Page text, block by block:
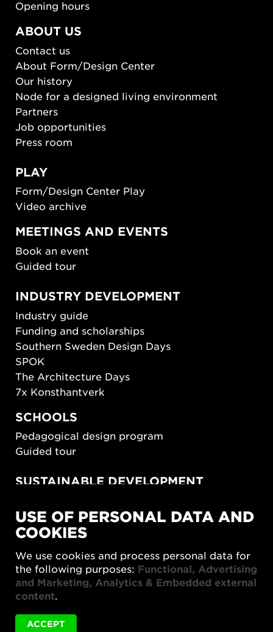
Opening hours
ABOUT US
Contact us
About Form/Design Center
Our history
Node for a designed living environment
Partners
Job opportunities
Press room
PLAY
Form/Design Center Play
Video archive
MEETINGS AND EVENTS
Book an event
Guided tour
INDUSTRY DEVELOPMENT
Industry guide
Funding and scholarships
Southern Sweden Design Days
SPOK
The Architecture Days
7x Konsthantverk
SCHOOLS
Pedagogical design program
Guided tour
SUSTAINABLE DEVELOPMENT
SUSTAINORDIC
Share Future Living
What Matter_s
USE OF PERSONAL DATA AND
COOKIES
We use cookies and process personal data for
the following purposes: Functional, Advertising
and Marketing, Analytics & Embedded external
content.
ACCEPT